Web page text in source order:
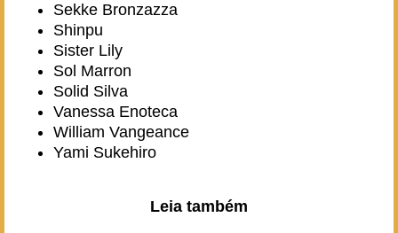
Sekke Bronzazza
Shinpu
Sister Lily
Sol Marron
Solid Silva
Vanessa Enoteca
William Vangeance
Yami Sukehiro
Leia também